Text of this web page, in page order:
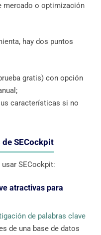
mercado o optimización
hay dos puntos
gratis) con opción
características si no
SECockpit
SECockpit:
atractivas para
de palabras clave
de una base de datos